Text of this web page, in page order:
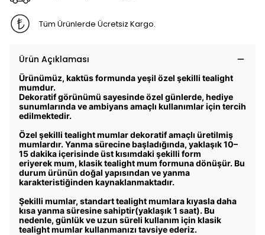
Tüm Ürünlerde Ücretsiz Kargo.
Ürün Açıklaması
Ürünümüz, kaktüsformunda yeşil özel şekilli tealight
mumdur.
Dekoratif görünümü sayesinde özel günlerde, hediye
sunumlarında ve ambiyans amaçlı kullanımlar için tercih
edilmektedir.
Özel şekilli tealight mumlardekoratif amaçlı üretilmiş
mumlardır. Yanma sürecine başladığında, yaklaşık10–
15 dakika içerisinde üst kısımdaki şekilli form
eriyerekmum, klasik tealight mum formunadönüşür. Bu
durum ürünün doğal yapısından ve yanma
karakteristiğinden kaynaklanmaktadır.
Şekilli mumlar, standart tealight mumlara kıyasladaha
kısa yanma süresine sahiptir(yaklaşık 1 saat).Bu
nedenle, günlük ve uzun süreli kullanım için klasik
tealight mumlarkullanmanızı tavsiye ederiz.